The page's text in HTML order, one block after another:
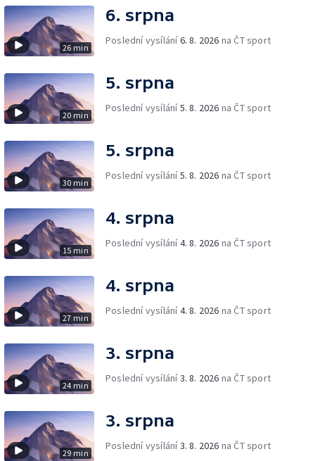
26 min
6. srpna
Poslední vysílání6. 8. 2026 na ČT sport
20 min
5. srpna
Poslední vysílání5. 8. 2026 na ČT sport
30 min
5. srpna
Poslední vysílání5. 8. 2026 na ČT sport
15 min
4. srpna
Poslední vysílání4. 8. 2026 na ČT sport
27 min
4. srpna
Poslední vysílání4. 8. 2026 na ČT sport
24 min
3. srpna
Poslední vysílání3. 8. 2026 na ČT sport
29 min
3. srpna
Poslední vysílání3. 8. 2026 na ČT sport